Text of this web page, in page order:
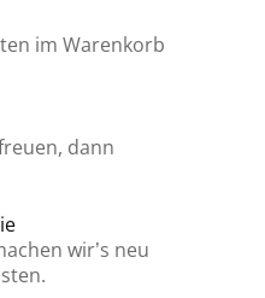
im Warenkorb
dann
wir’s neu